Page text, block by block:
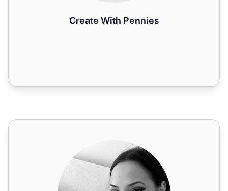
Create With Pennies